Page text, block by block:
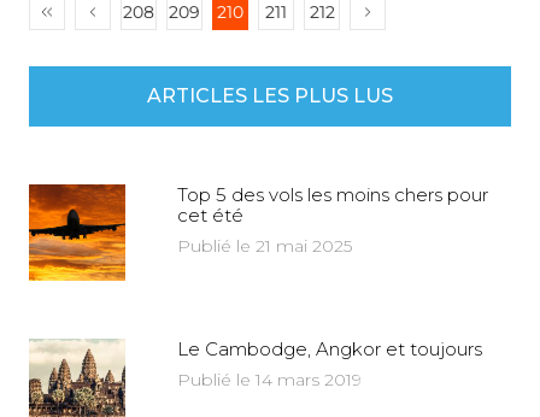
208 209 210 211 212
ARTICLES LES PLUS LUS
Top 5 des vols les moins chers pour
cet été
Publié le 21 mai 2025
Le Cambodge, Angkor et toujours
Publié le 14 mars 2019